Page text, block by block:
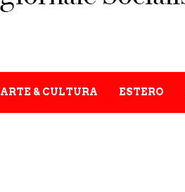
ARTE & CULTURA ESTERO